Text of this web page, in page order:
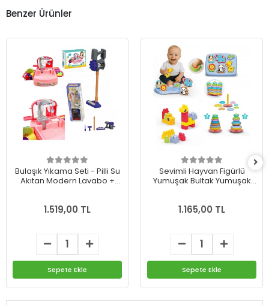
Benzer Ürünler
Bulaşık Yıkama Seti - Pilli Su
Akıtan Modern Lavabo +
1.519,00 TL
Sepete Ekle
Sevimli Hayvan Figürlü
Yumuşak Bultak Yumuşak
1.165,00 TL
Sepete Ekle